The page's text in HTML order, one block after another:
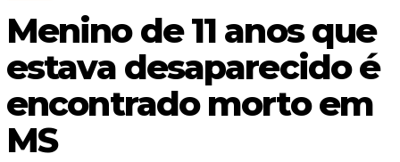
Menino de 11 anos que
estava desaparecido é
encontrado morto em
MS